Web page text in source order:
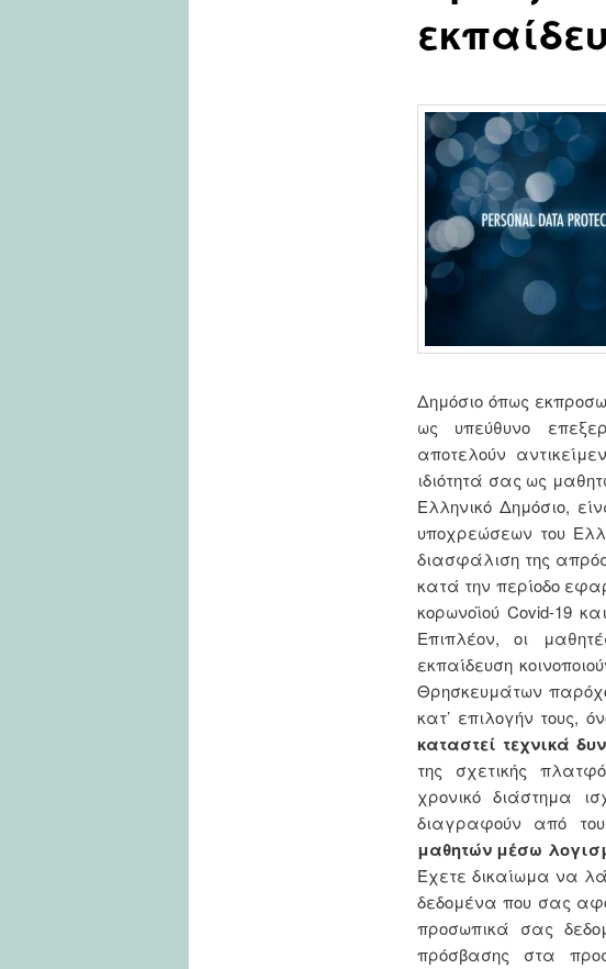
Δημόσιο όπως
ως υπεύθυνο
αποτελούν
ιδιότητά σας ως
Ελληνικό Δημόσιο,
υποχρεώσεων του
διασφάλιση της
κατά την περίοδο
κορωνοϊού Covid-19
Επιπλέον, οι
εκπαίδευση
Θρησκευμάτων
κατ’ επιλογήν τους,
καταστεί τεχνικά
της σχετικής
χρονικό διάστημα
διαγραφούν από
μαθητών μέσω
Έχετε δικαίωμα να
δεδομένα που σας
προσωπικά σας
πρόσβασης στα